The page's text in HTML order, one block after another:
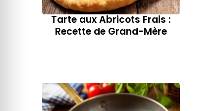
Tarte aux Abricots Frais :
Recette de Grand-Mère